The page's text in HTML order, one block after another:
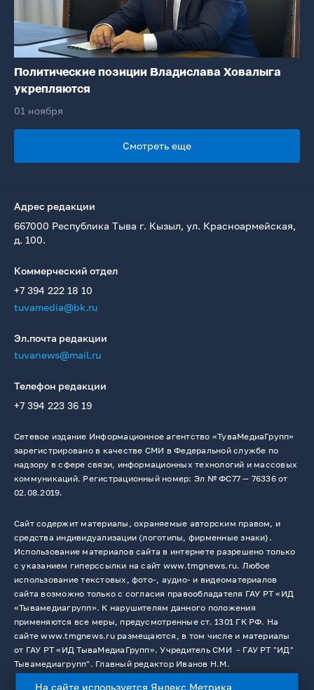
Политические позиции Владислава Ховалыга
укрепляются
01 ноября
Смотреть еще
Адрес редакции
667000 Республика Тыва г. Кызыл, ул. Красноармейская,
д. 100.
Коммерческий отдел
+7 394 222 18 10
tuvamedia@bk.ru
Эл.почта редакции
tuvanews@mail.ru
Телефон редакции
+7 394 223 36 19
Сетевое издание Информационное агентство «ТуваМедиаГрупп»
зарегистрировано в качестве СМИ в Федеральной службе по
надзору в сфере связи, информационных технологий и массовых
коммуникаций. Регистрационный номер: Эл № ФС77 — 76336 от
02.08.2019.
Сайт содержит материалы, охраняемые авторским правом, и
средства индивидуализации (логотипы, фирменные знаки).
Использование материалов сайта в интернете разрешено только
с указанием гиперссылки на сайт www.tmgnews.ru. Любое
использование текстовых, фото-, аудио- и видеоматериалов
сайта возможно только с согласия правообладателя ГАУ РТ «ИД
«Тывамедиагрупп». К нарушителям данного положения
применяются все меры, предусмотренные ст. 1301 ГК РФ. На
сайте www.tmgnews.ru размещаются, в том числе и материалы
от ГАУ РТ «ИД ТываМедиаГрупп». Учредитель СМИ －ГАУ РТ "ИД"
Тывамедиагрупп". Главный редактор Иванов Н.М.
На сайте используется Яндекс Метрика